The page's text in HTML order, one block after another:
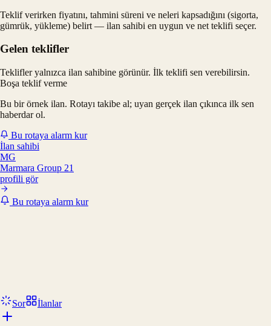
Teklif verirken fiyatını, tahmini süreni ve neleri kapsadığını (sigorta,
gümrük, yükleme) belirt — ilan sahibi en uygun ve net teklifi seçer.
Gelen teklifler
Teklifler yalnızca ilan sahibine görünür. İlk teklifi sen verebilirsin.
Boşa teklif verme
Bu bir örnek ilan. Rotayı takibe al; uyan gerçek ilan çıkınca ilk sen
haberdar ol.
Bu rotaya alarm kur
İlan sahibi
MG
Marmara Group 21
profili gör
Bu rotaya alarm kur
Sor İlanlar